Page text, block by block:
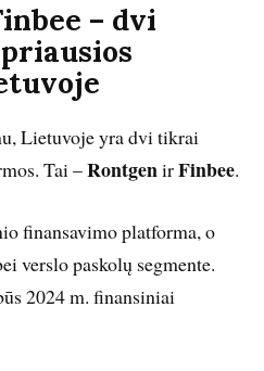
– dvi
Lietuvoje yra dvi tikrai
Tai –RontgenirFinbee.
finansavimo platforma, o
verslo paskolų segmente.
2024 m. finansiniai